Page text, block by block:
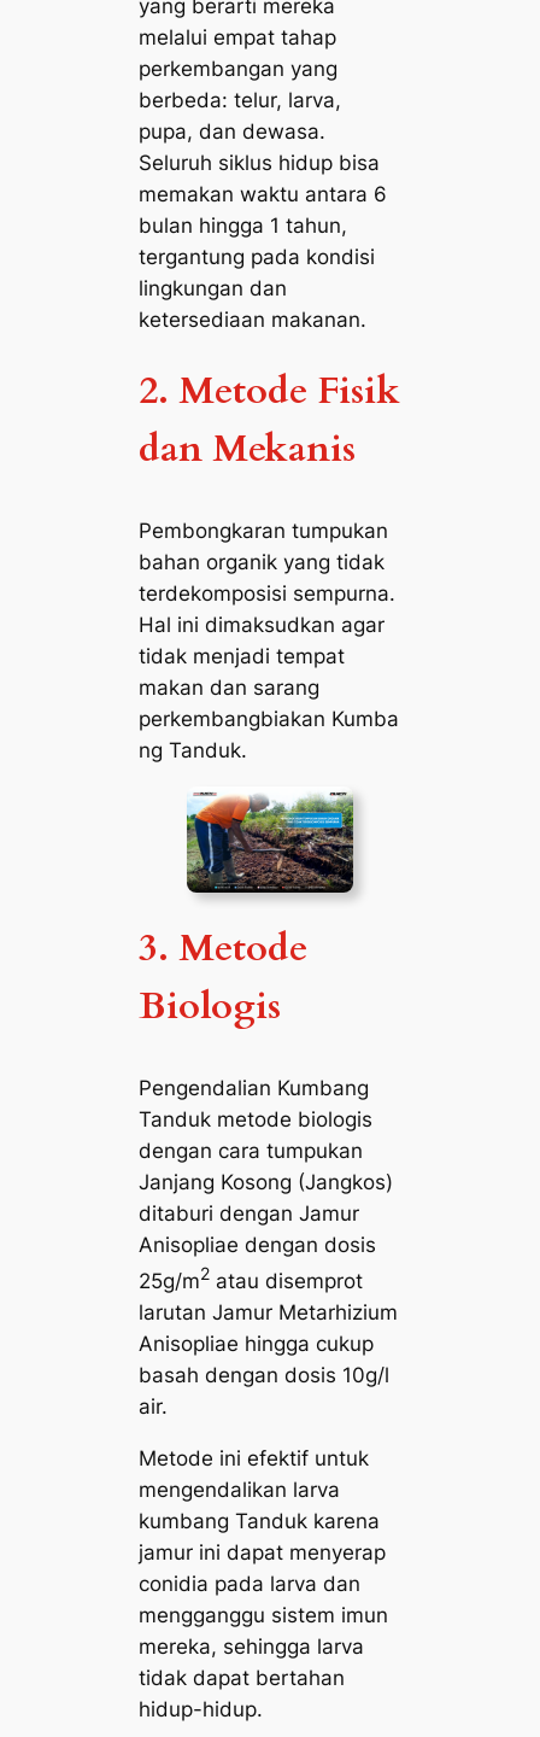
yang berarti mereka
melalui empat tahap
perkembangan yang
berbeda: telur, larva,
pupa, dan dewasa.
Seluruh siklus hidup bisa
memakan waktu antara 6
bulan hingga 1 tahun,
tergantung pada kondisi
lingkungan dan
ketersediaan makanan.
2. Metode Fisik
dan Mekanis
Pembongkaran tumpukan
bahan organik yang tidak
terdekomposisi sempurna.
Hal ini dimaksudkan agar
tidak menjadi tempat
makan dan sarang
perkembangbiakan Kumba
ng Tanduk.
3. Metode
Biologis
Pengendalian Kumbang
Tanduk metode biologis
dengan cara tumpukan
Janjang Kosong (Jangkos)
ditaburi dengan Jamur
Anisopliae dengan dosis
25g/m2 atau disemprot
larutan Jamur Metarhizium
Anisopliae hingga cukup
basah dengan dosis 10g/l
air.
Metode ini efektif untuk
mengendalikan larva
kumbang Tanduk karena
jamur ini dapat menyerap
conidia pada larva dan
mengganggu sistem imun
mereka, sehingga larva
tidak dapat bertahan
hidup-hidup.